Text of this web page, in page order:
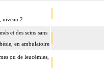
niveau 2
et des seins sans
en ambulatoire
ou de leucémies,